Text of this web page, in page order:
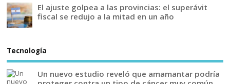
El ajuste golpea a las provincias: el superávit
fiscal se redujo a la mitad en un año
Tecnología
Un nuevo estudio reveló que amamantar podría